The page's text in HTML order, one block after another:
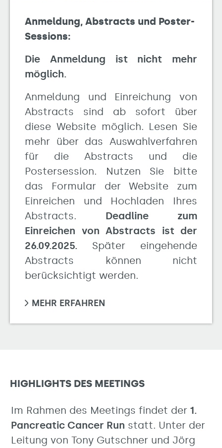
Anmeldung, Abstracts und Poster-
Sessions:
Die Anmeldung ist nicht mehr
möglich.
Anmeldung und Einreichung von
Abstracts sind ab sofort über
diese Website möglich. Lesen Sie
mehr über das Auswahlverfahren
für die Abstracts und die
Postersession. Nutzen Sie bitte
das Formular der Website zum
Einreichen und Hochladen Ihres
Abstracts. Deadline zum
Einreichen von Abstracts ist der
26.09.2025. Später eingehende
Abstracts können nicht
berücksichtigt werden.
MEHR ERFAHREN
HIGHLIGHTS DES MEETINGS
Im Rahmen des Meetings findet der 1.
Pancreatic Cancer Run statt. Unter der
Leitung von Tony Gutschner und Jörg